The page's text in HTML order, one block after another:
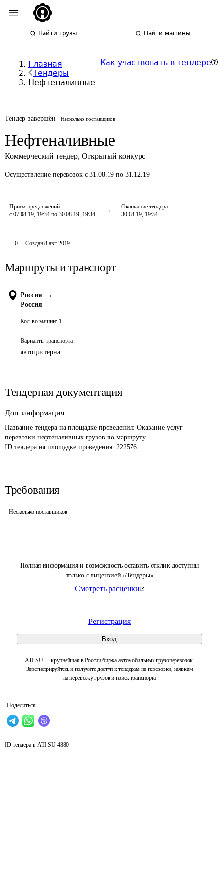
Найти грузы Найти машины
Главная
Тендеры
Нефтеналивные
Как участвовать в тендере
Тендер завершён Несколько поставщиков
Нефтеналивные
Коммерческий тендер, Открытый конкурс
Осуществление перевозок с 31.08.19 по 31.12.19
Приём предложений
с 07.08.19, 19:34 по 30.08.19, 19:34
Окончание тендера
30.08.19, 19:34
Полная информация и возможность оставить отклик доступны
только с лицензией «Тендеры»
Смотреть расценки
Регистрация
Вход
ATI.SU — крупнейшая в России биржа автомобильных грузоперевозок.
Зарегистрируйтесь и получите доступ к тендерам на перевозки, заявкам
на перевозку грузов и поиск транспорта
Поделиться
0 Создан 8 авг 2019
Маршруты и транспорт
Россия
→
Россия
Кол-во машин: 1
Варианты транспорта
автоцистерна
Тендерная документация
Доп. информация
Название тендера на площадке проведения: Оказание услуг
перевозки нефтеналивных грузов по маршруту
ID тендера на площадке проведения: 222576
Требования
Несколько поставщиков
ID тендера в ATI.SU 4880